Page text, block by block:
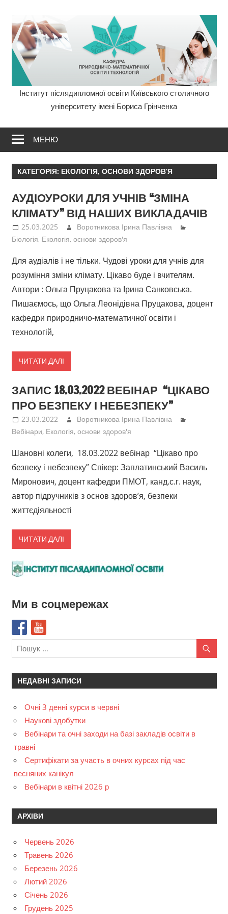
вмісту
Кафедра
ПМОТ
Інститут
освіти
Університету
Грінченка
Інститут післядипломної освіти Київського столичного
університету імені Бориса Грінченка
МЕНЮ
КАТЕГОРІЯ: ЕКОЛОГІЯ, ОСНОВИ ЗДОРОВ’Я
АУДІОУРОКИ ДЛЯ УЧНІВ “ЗМІНА
КЛІМАТУ” ВІД НАШИХ ВИКЛАДАЧІВ
25.03.2025
Воротникова Ірина Павлівна
Біологія, Екологія, основи здоров'я
Для аудіалів і не тільки. Чудові уроки для учнів для
розуміння зміни клімату. Цікаво буде і вчителям.
Автори : Ольга Пруцакова та Ірина Санковська.
Пишаємось, що Ольга Леонідівна Пруцакова, доцент
кафедри природничо-математичної освіти і
технологій,
ЧИТАТИ ДАЛІ
ЗАПИС 18.03.2022 ВЕБІНАР “ЦІКАВО
ПРО БЕЗПЕКУ І НЕБЕЗПЕКУ”
23.03.2022
Воротникова Ірина Павлівна
Вебінари, Екологія, основи здоров'я
Шановні колеги, 18.03.2022 вебінар “Цікаво про
безпеку і небезпеку” Спікер: Заплатинський Василь
Миронович, доцент кафедри ПМОТ, канд.с.г. наук,
автор підручників з основ здоров’я, безпеки
життєдіяльності
ЧИТАТИ ДАЛІ
Ми в соцмережах
НЕДАВНІ ЗАПИСИ
Очні 3 денні курси в червні
Наукові здобутки
Вебінари та очні заходи на базі закладів освіти в
травні
Сертифікати за участь в очних курсах під час
весняних канікул
Вебінари в квітні 2026 р
АРХІВИ
Червень 2026
Травень 2026
Березень 2026
Лютий 2026
Січень 2026
Грудень 2025